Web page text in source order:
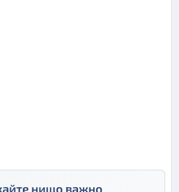
нищо важно